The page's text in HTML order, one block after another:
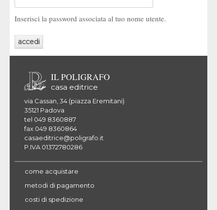
Inserisci la password associata al tuo nome utente.
IL POLIGRAFO
casa editrice
via Cassan, 34 (piazza Eremitani)
35121 Padova
tel 049 8360887
fax 049 8360864
casaeditrice@poligrafo.it
P.IVA 01372780286
come acquistare
metodi di pagamento
costi di spedizione